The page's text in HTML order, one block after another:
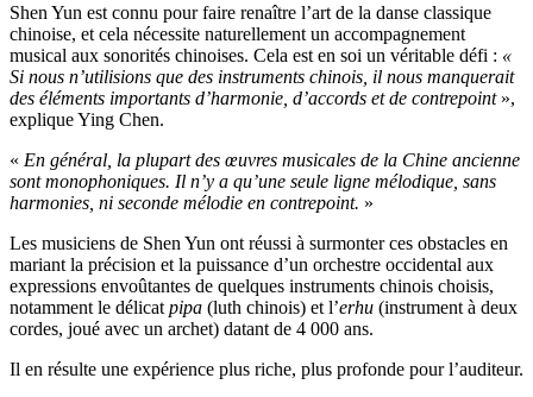
Shen Yun est connu pour faire renaître l’art de la danse classique
chinoise, et cela nécessite naturellement un accompagnement
musical aux sonorités chinoises. Cela est en soi un véritable défi : «
Si nous n’utilisions que des instruments chinois, il nous manquerait
des éléments importants d’harmonie, d’accords et de contrepoint»,
explique Ying Chen.
« En général, la plupart des œuvres musicales de la Chine ancienne
sont monophoniques. Il n’y a qu’une seule ligne mélodique, sans
harmonies, ni seconde mélodie en contrepoint. »
Les musiciens de Shen Yun ont réussi à surmonter ces obstacles en
mariant la précision et la puissance d’un orchestre occidental aux
expressions envoûtantes de quelques instruments chinois choisis,
notamment le délicat pipa (luth chinois) et l’erhu (instrument à deux
cordes, joué avec un archet) datant de 4 000 ans.
Il en résulte une expérience plus riche, plus profonde pour l’auditeur.